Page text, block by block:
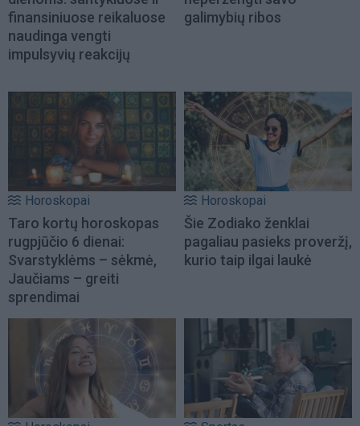
finansiniuose reikaluose
naudinga vengti
impulsyvių reakcijų
galimybių ribos
Horoskopai
Taro kortų horoskopas
rugpjūčio 6 dienai:
Svarstyklėms – sėkmė,
Jaučiams – greiti
sprendimai
Horoskopai
Šie Zodiako ženklai
pagaliau pasieks proveržį,
kurio taip ilgai laukė